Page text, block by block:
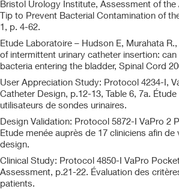
Bristol Urology Institute, Assessment of
Tip to Prevent Bacterial Contamination of
1, p. 4-62.
Etude Laboratoire – Hudson E, Murahata
of intermittent urinary catheter insertion:
bacteria entering the bladder, Spinal Cord
User Appreciation Study: Protocol 4234-I,
Catheter Design, p.12-13, Table 6, 7a.
utilisateurs de sondes urinaires.
Design Validation: Protocol 5872-I VaPro 2
Etude menée auprès de 17 cliniciens afin
design.
Clinical Study: Protocol 4850-I VaPro
Assessment, p.21-22. Évaluation des
patients.